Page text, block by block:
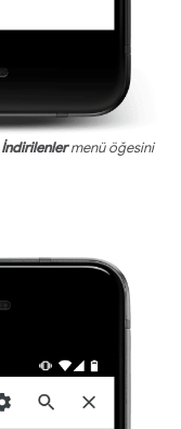
İndirilenlermenü öğesini